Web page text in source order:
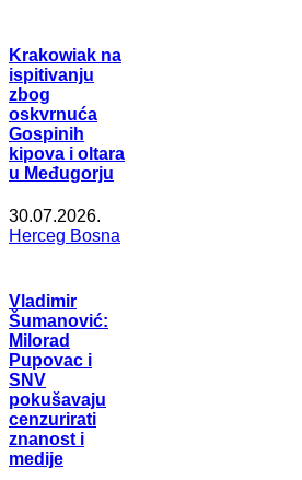
Krakowiak na
ispitivanju
zbog
oskvrnuća
Gospinih
kipova i oltara
u Međugorju
30.07.2026.
Herceg Bosna
Vladimir
Šumanović:
Milorad
Pupovac i
SNV
pokušavaju
cenzurirati
znanost i
medije